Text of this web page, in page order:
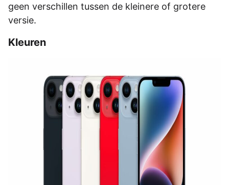
geen verschillen tussen de kleinere of grotere
versie.
Kleuren